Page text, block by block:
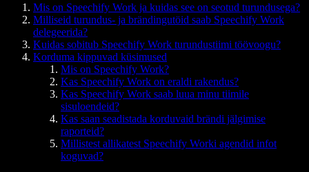
Mis on Speechify Work ja kuidas see on seotud turundusega?
Milliseid turundus- ja brändingutöid saab Speechify Work
delegeerida?
Kuidas sobitub Speechify Work turundustiimi töövoogu?
Korduma kippuvad küsimused
Mis on Speechify Work?
Kas Speechify Work on eraldi rakendus?
Kas Speechify Work saab luua minu tiimile
sisuloendeid?
Kas saan seadistada korduvaid brändi jälgimise
raporteid?
Millistest allikatest Speechify Worki agendid infot
koguvad?